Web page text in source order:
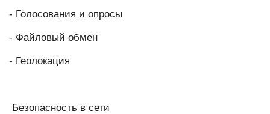
- Голосования и опросы
- Файловый обмен
- Геолокация
Безопасность в сети